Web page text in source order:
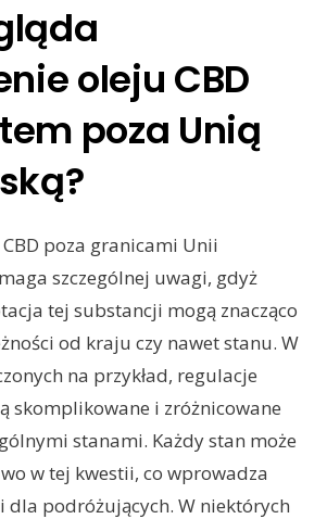
oleju CBD
poza Unią
poza granicami Unii
szczególnej uwagi, gdyż
tej substancji mogą znacząco
od kraju czy nawet stanu. W
na przykład, regulacje
skomplikowane i zróżnicowane
stanami. Każdy stan może
w tej kwestii, co wprowadza
dla podróżujących. W niektórych